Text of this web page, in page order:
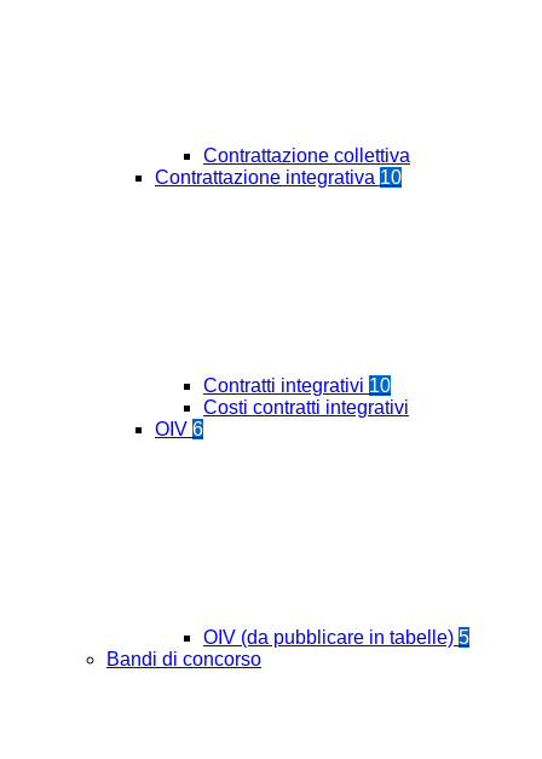
Contrattazione collettiva
Contrattazione integrativa 10
Contratti integrativi 10
Costi contratti integrativi
OIV 6
OIV (da pubblicare in tabelle) 5
Bandi di concorso